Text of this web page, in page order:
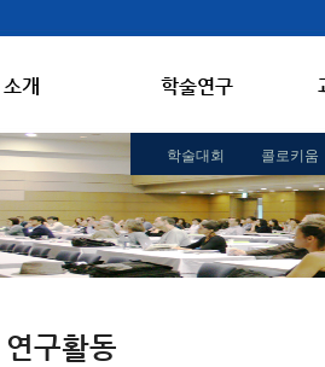
소개 학술연구
학술대회 콜로키움
연구활동